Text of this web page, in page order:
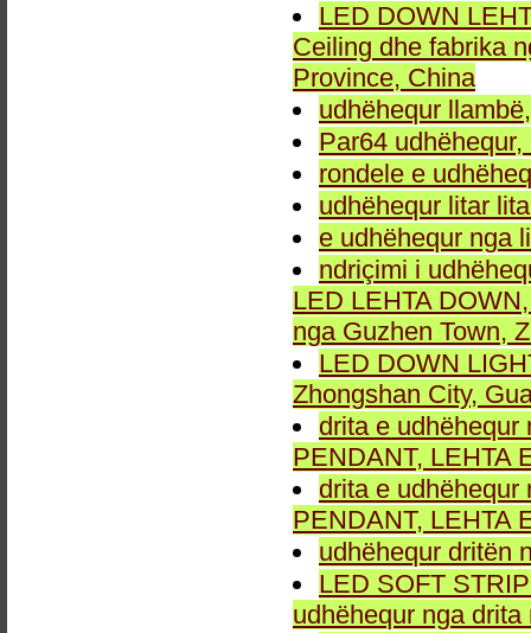
LED DOWN
Ceiling dhe fabrika
Province, China
udhëhequr
Par64
rondele e
udhëhequr litar
e udhëhequr nga
ndriçimi i
LED LEHTA
nga Guzhen Town,
LED DOWN
Zhongshan City,
drita e udhëhequr
PENDANT, LEHTA
drita e udhëhequr
PENDANT, LEHTA
udhëhequr dritën
LED SOFT
udhëhequr nga